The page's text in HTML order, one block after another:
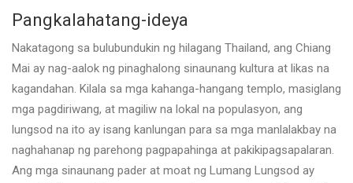
Pangkalahatang-ideya
Nakatagong sa bulubundukin ng hilagang Thailand, ang Chiang
Mai ay nag-aalok ng pinaghalong sinaunang kultura at likas na
kagandahan. Kilala sa mga kahanga-hangang templo, masiglang
mga pagdiriwang, at magiliw na lokal na populasyon, ang
lungsod na ito ay isang kanlungan para sa mga manlalakbay na
naghahanap ng parehong pagpapahinga at pakikipagsapalaran.
Ang mga sinaunang pader at moat ng Lumang Lungsod ay